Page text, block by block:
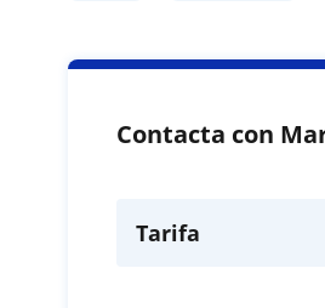
Contacta con
Tarifa